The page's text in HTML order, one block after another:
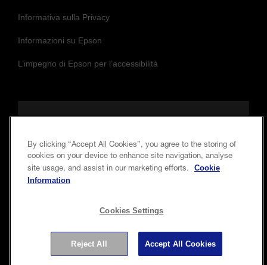
Informativa sulla Privacy
Informazioni su Epson
L’impegno di Epson per l’accessibilità
Copyright © 2026 Seiko Epson Corporation. Tutti i diritti
By clicking “Accept All Cookies”, you agree to the storing of
cookies on your device to enhance site navigation, analyse
site usage, and assist in our marketing efforts.
Cookie
Information
Cookies Settings
Reject All Accept All Cookies